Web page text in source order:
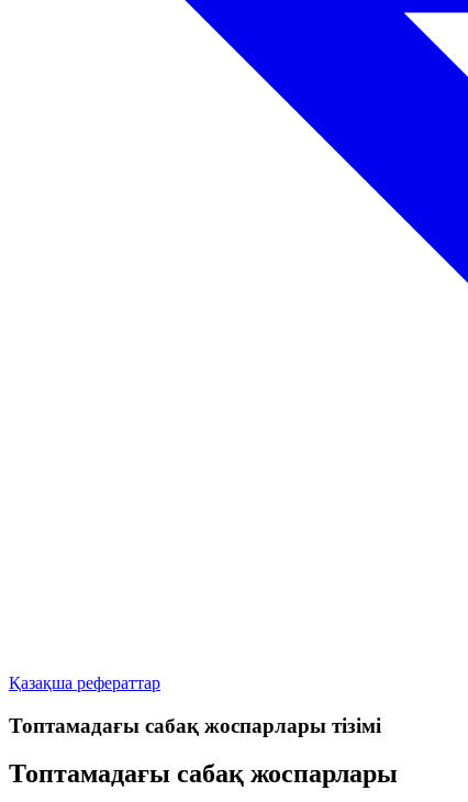
Қазақша рефераттар
Топтамадағы сабақ жоспарлары тізімі
Топтамадағы сабақ жоспарлары